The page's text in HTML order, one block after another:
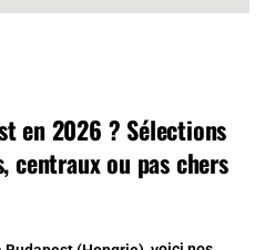
en 2026 ? Sélections
centraux ou pas chers